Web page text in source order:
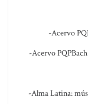
-Acervo
-Acervo
-Alma Latina: